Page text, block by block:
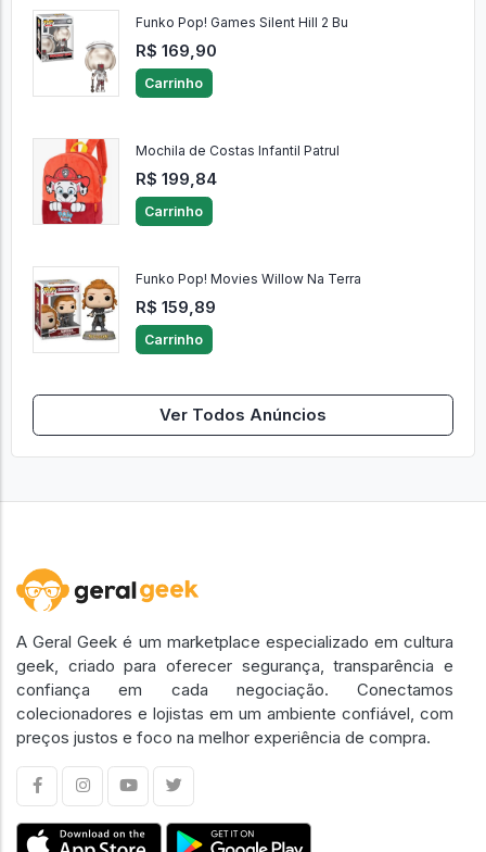
Funko Pop! Games Silent Hill 2 Bu
R$ 169,90
Carrinho
Mochila de Costas Infantil Patrul
R$ 199,84
Carrinho
Funko Pop! Movies Willow Na Terra
R$ 159,89
Carrinho
Ver Todos Anúncios
A Geral Geek é um marketplace especializado em cultura
geek, criado para oferecer segurança, transparência e
confiança em cada negociação. Conectamos
colecionadores e lojistas em um ambiente confiável, com
preços justos e foco na melhor experiência de compra.